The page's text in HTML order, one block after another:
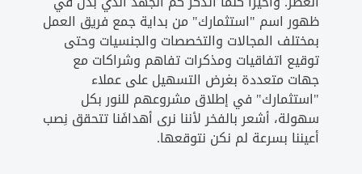
ظهور اسم "استثمارك" من بداية جمع فريق العمل
بمختلف المجالات والتخصصات والجنسيات وحتى
توقيع اتفاقيات ومذكرات تفاهم وشراكات مع
جهات متعددة بغرض التسهيل على عملاء
"استثمارك" في إطلاق مشروعهم للنور بكل
سهولة، أشعر بالفخر لأننا نرى أهدافَنا تتحقق نِصب
أعيننا بسرعة لم نكن نتوقعها.